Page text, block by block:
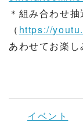
＊組み合わせ
（ https://
あわせてお楽し
イベント